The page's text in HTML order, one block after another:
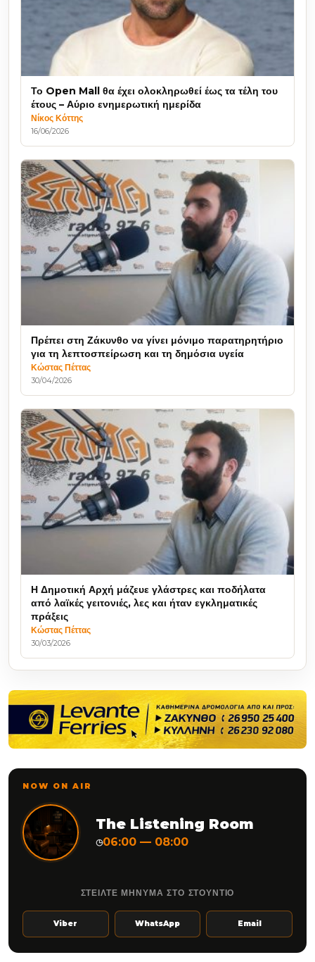
Το Open Mall θα έχει ολοκληρωθεί έως τα τέλη του
έτους – Αύριο ενημερωτική ημερίδα
Νίκος Κόττης
16/06/2026
Πρέπει στη Ζάκυνθο να γίνει μόνιμο παρατηρητήριο
για τη λεπτοσπείρωση και τη δημόσια υγεία
Κώστας Πέττας
30/04/2026
Η Δημοτική Αρχή μάζευε γλάστρες και ποδήλατα
από λαϊκές γειτονιές, λες και ήταν εγκληματικές
πράξεις
Κώστας Πέττας
30/03/2026
NOW ON AIR
The Listening Room
◷06:00 — 08:00
ΣΤΕΙΛΤΕ ΜΗΝΥΜΑ ΣΤΟ ΣΤΟΥΝΤΙΟ
Viber WhatsApp Email